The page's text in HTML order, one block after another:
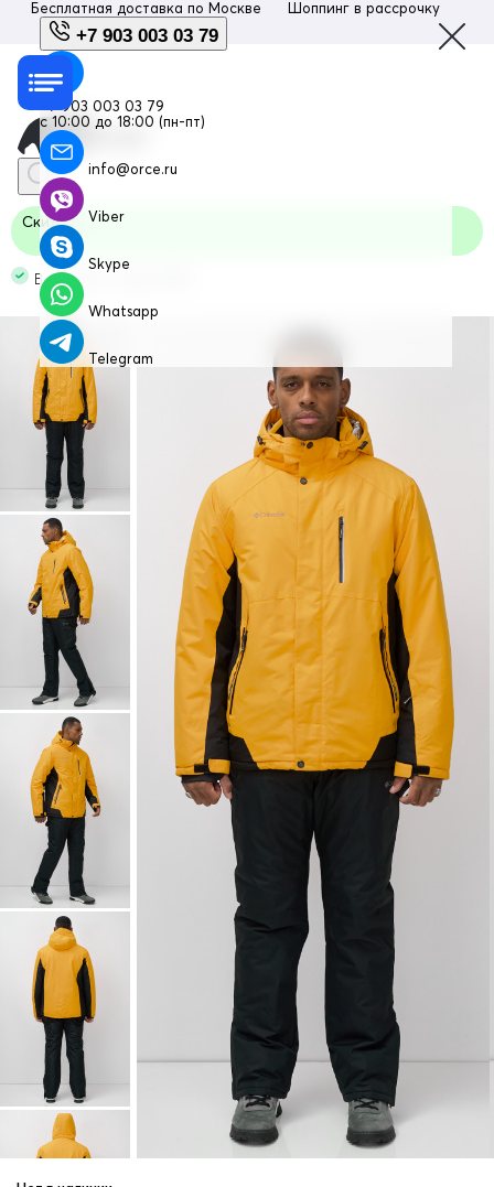
Бесплатная доставка по Москве Шоппинг в рассрочку
+7 903 003 03 79
+7 903 003 03 79
с 10:00 до 18:00 (пн-пт)
info@orce.ru
Viber
Skype
Whatsapp
Telegram
Скидка
В наличии Код: 0075J